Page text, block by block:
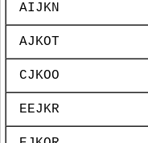
AIJKN
AJKOT
CJKOO
EEJKR